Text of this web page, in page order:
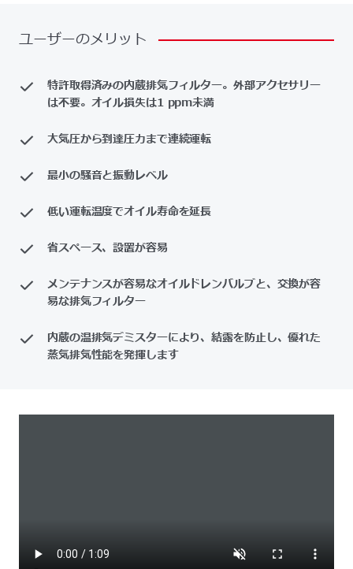
ユーザーのメリット
特許取得済みの内蔵排気フィルター。外部アクセサリー
は不要。オイル損失は1 ppm未満
大気圧から到達圧力まで連続運転
最小の騒音と振動レベル
低い運転温度でオイル寿命を延長
省スペース、設置が容易
メンテナンスが容易なオイルドレンバルブと、交換が容
易な排気フィルター
内蔵の温排気デミスターにより、結露を防止し、優れた
蒸気排気性能を発揮します